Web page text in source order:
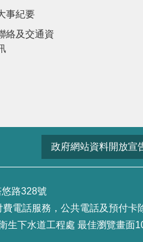
事紀要
絡及交通資
政府網站資料開放宣
路328號
費電話服務，公共電話及預付
生下水道工程處 最佳瀏覽畫面